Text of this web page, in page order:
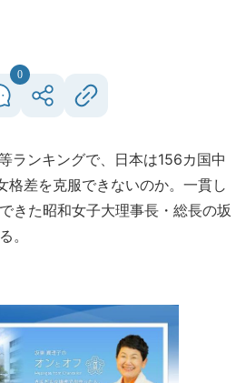
0
ランキングで、日本は156カ国中
格差を克服できないのか。一貫し
きた昭和女子大理事長・総長の坂
。